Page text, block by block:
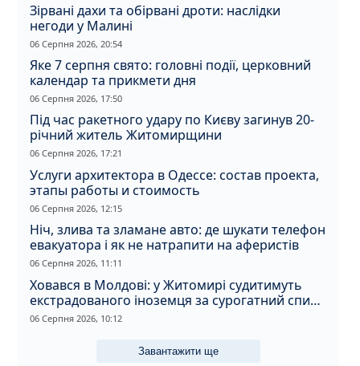
Зірвані дахи та обірвані дроти: наслідки
негоди у Малині
06 Серпня 2026, 20:54
Яке 7 серпня свято: головні події, церковний
календар та прикмети дня
06 Серпня 2026, 17:50
Під час ракетного удару по Києву загинув 20-
річний житель Житомирщини
06 Серпня 2026, 17:21
Услуги архитектора в Одессе: состав проекта,
этапы работы и стоимость
06 Серпня 2026, 12:15
Ніч, злива та зламане авто: де шукати телефон
евакуатора і як не натрапити на аферистів
06 Серпня 2026, 11:11
Ховався в Молдові: у Житомирі судитимуть
екстрадованого іноземця за сурогатний спирт
і відмивання грошей
06 Серпня 2026, 10:12
Завантажити ще